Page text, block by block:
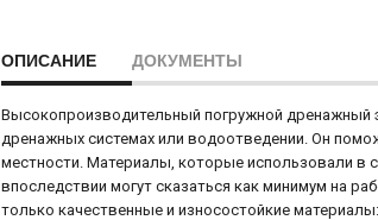
ОПИСАНИЕ ДОКУМЕНТЫ
Высокопроизводительный погружной дренажный
дренажных системах или водоотведении. Он
местности. Материалы, которые использовали в
впоследствии могут сказаться как минимум на
только качественные и износостойкие